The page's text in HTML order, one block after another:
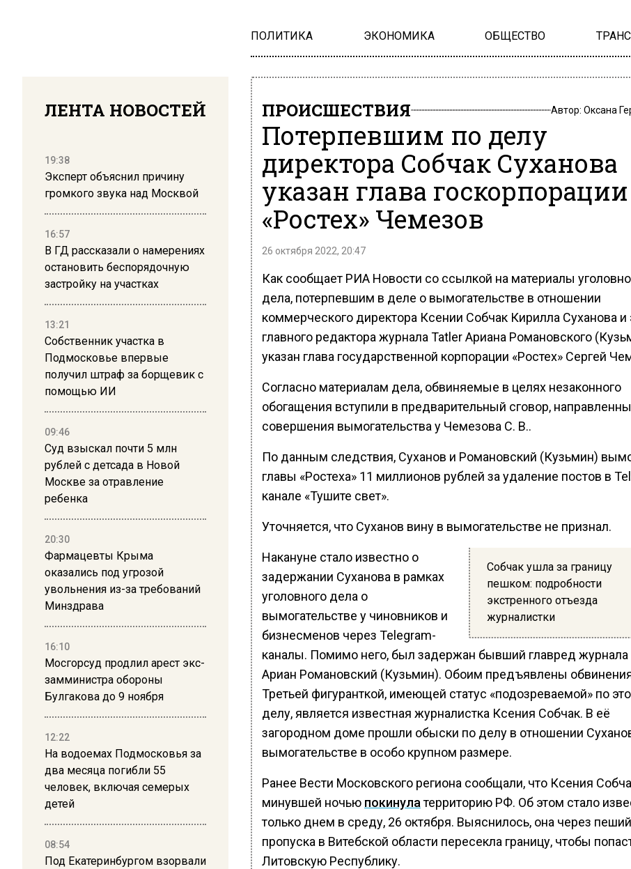
ПОЛИТИКА ЭКОНОМИКА ОБЩЕСТВО
ЛЕНТА НОВОСТЕЙ
19:38
Эксперт объяснил причину
громкого звука над Москвой
16:57
В ГД рассказали о намерениях
остановить беспорядочную
застройку на участках
13:21
Собственник участка в
Подмосковье впервые
получил штраф за борщевик с
помощью ИИ
09:46
Суд взыскал почти 5 млн
рублей с детсада в Новой
Москве за отравление
ребенка
20:30
Фармацевты Крыма
оказались под угрозой
увольнения из-за требований
Минздрава
16:10
Мосгорсуд продлил арест экс-
замминистра обороны
Булгакова до 9 ноября
12:22
На водоемах Подмосковья за
два месяца погибли 55
человек, включая семерых
детей
08:54
Под Екатеринбургом взорвали
ПРОИСШЕСТВИЯ Автор: Оксана
Потерпевшим по делу
директора Собчак Суханова
указан глава госкорпорации
«Ростех» Чемезов
26 октября 2022, 20:47
Как сообщает РИА Новости со ссылкой на материалы
дела, потерпевшим в деле о вымогательстве в отношении
коммерческого директора Ксении Собчак Кирилла Суханова и
главного редактора журнала Tatler Ариана Романовского
указан глава государственной корпорации «Ростех» Сергей
Согласно материалам дела, обвиняемые в целях незаконного
обогащения вступили в предварительный сговор,
совершения вымогательства у Чемезова С. В..
По данным следствия, Суханов и Романовский (Кузьмин)
главы «Ростеха» 11 миллионов рублей за удаление постов в
канале «Тушите свет».
Уточняется, что Суханов вину в вымогательстве не признал.
Собчак ушла за границу
пешком: подробности
экстренного отъезда
журналистки
Накануне стало известно о
задержании Суханова в рамках
уголовного дела о
вымогательстве у чиновников и
бизнесменов через Telegram-
каналы. Помимо него, был задержан бывший главред журнала
Ариан Романовский (Кузьмин). Обоим предъявлены
Третьей фигуранткой, имеющей статус «подозреваемой» по
делу, является известная журналистка Ксения Собчак. В её
загородном доме прошли обыски по делу в отношении
вымогательстве в особо крупном размере.
Ранее Вести Московского региона сообщали, что Ксения
минувшей ночью покинулатерриторию РФ. Об этом стало
только днем в среду, 26 октября. Выяснилось, она через
пропуска в Витебской области пересекла границу, чтобы
Литовскую Республику.